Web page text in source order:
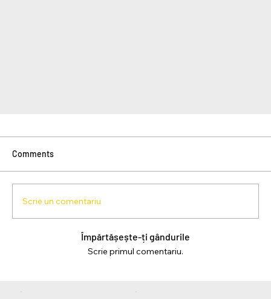
Comments
Scrie un comentariu
Împărtășește-ți gândurile
Scrie primul comentariu.